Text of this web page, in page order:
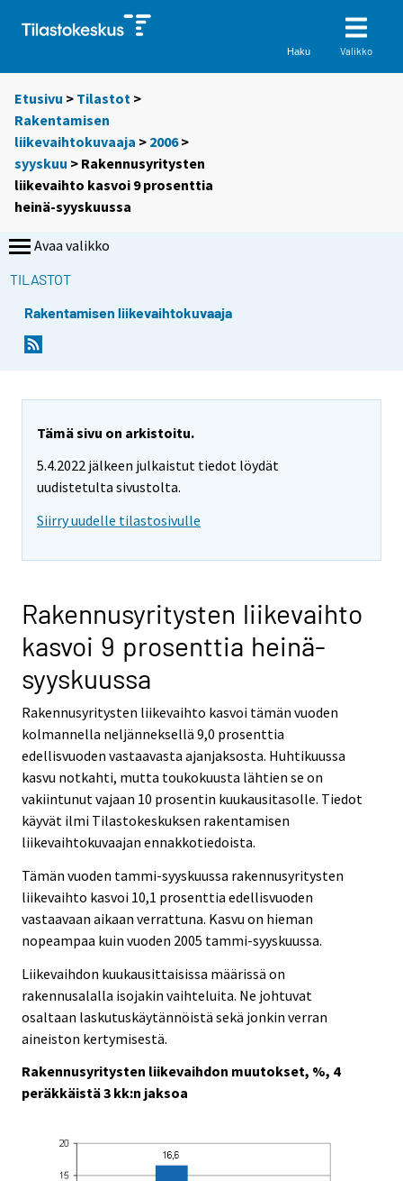
Haku Valikko
Etusivu > Tilastot >
Rakentamisen
liikevaihtokuvaaja > 2006>
syyskuu > Rakennusyritysten
liikevaihto kasvoi 9 prosenttia
heinä-syyskuussa
Avaa valikko
TILASTOT
Rakentamisen liikevaihtokuvaaja
Tämä sivu on arkistoitu.
5.4.2022 jälkeen julkaistut tiedot löydät
uudistetulta sivustolta.
Siirry uudelle tilastosivulle
Rakennusyritysten liikevaihto
kasvoi 9 prosenttia heinä-
syyskuussa
Rakennusyritysten liikevaihto kasvoi tämän vuoden
kolmannella neljänneksellä 9,0 prosenttia
edellisvuoden vastaavasta ajanjaksosta. Huhtikuussa
kasvu notkahti, mutta toukokuusta lähtien se on
vakiintunut vajaan 10 prosentin kuukausitasolle. Tiedot
käyvät ilmi Tilastokeskuksen rakentamisen
liikevaihtokuvaajan ennakkotiedoista.
Tämän vuoden tammi-syyskuussa rakennusyritysten
liikevaihto kasvoi 10,1 prosenttia edellisvuoden
vastaavaan aikaan verrattuna. Kasvu on hieman
nopeampaa kuin vuoden 2005 tammi-syyskuussa.
Liikevaihdon kuukausittaisissa määrissä on
rakennusalalla isojakin vaihteluita. Ne johtuvat
osaltaan laskutuskäytännöistä sekä jonkin verran
aineiston kertymisestä.
Rakennusyritysten liikevaihdon muutokset, %, 4
peräkkäistä 3 kk:n jaksoa